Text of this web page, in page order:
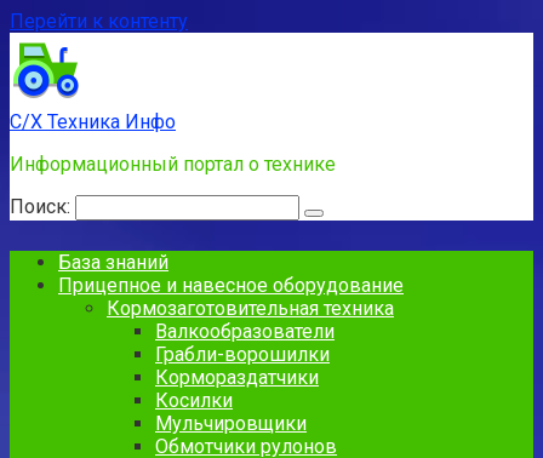
Перейти к контенту
С/Х Техника Инфо
Информационный портал о технике
Поиск:
База знаний
Прицепное и навесное оборудование
Кормозаготовительная техника
Валкообразователи
Грабли-ворошилки
Кормораздатчики
Косилки
Мульчировщики
Обмотчики рулонов